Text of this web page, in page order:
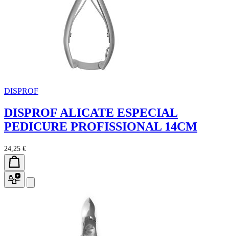
DISPROF
DISPROF ALICATE ESPECIAL
PEDICURE PROFISSIONAL 14CM
24,25 €